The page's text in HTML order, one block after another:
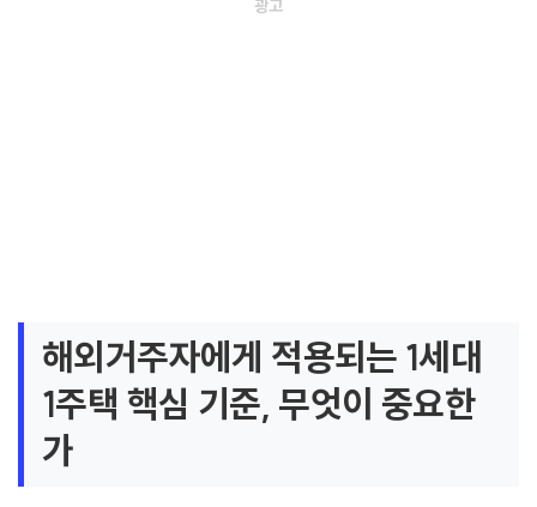
해외거주자에게 적용되는 1세대
1주택 핵심 기준, 무엇이 중요한
가